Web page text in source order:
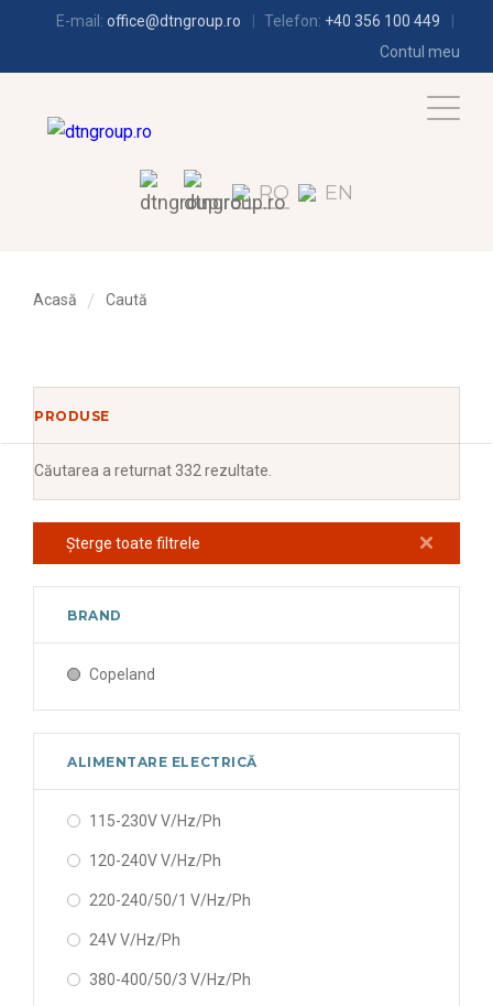
E-mail: office@dtngroup.ro Telefon: +40 356 100 449
Contul meu
RO EN
Acasă Caută
PRODUSE
Căutarea a returnat 332 rezultate.
Șterge toate filtrele
BRAND
Copeland
ALIMENTARE ELECTRICĂ
115-230V V/Hz/Ph
120-240V V/Hz/Ph
220-240/50/1 V/Hz/Ph
24V V/Hz/Ph
380-400/50/3 V/Hz/Ph